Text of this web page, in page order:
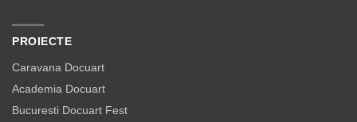
PROIECTE
Caravana Docuart
Academia Docuart
Bucuresti Docuart Fest